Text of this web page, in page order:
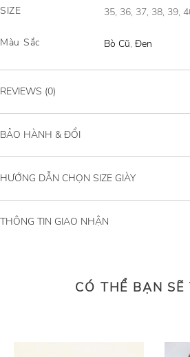
SIZE 35, 36, 37, 38, 39,
Màu Sắc Bò Cũ,Đen
REVIEWS (0)
BẢO HÀNH & ĐỔI
HƯỚNG DẪN CHỌN SIZE GIÀY
THÔNG TIN GIAO NHẬN
CÓ THỂ BẠN SẼ